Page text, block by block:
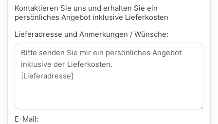
Kontaktieren Sie uns und erhalten Sie ein
persönliches Angebot inklusive Lieferkosten
Lieferadresse und Anmerkungen / Wünsche:
E-Mail: